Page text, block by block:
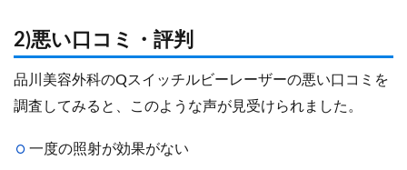
2)悪い口コミ・評判
品川美容外科のQスイッチルビーレーザーの悪い口コミを
調査してみると、このような声が見受けられました。
一度の照射が効果がない